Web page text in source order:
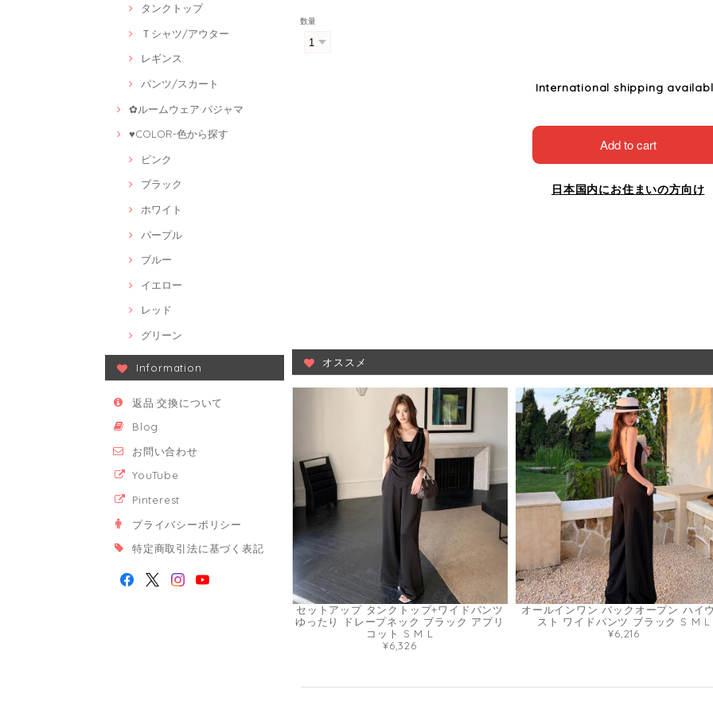
タンクトップ
Ｔシャツ/アウター
レギンス
パンツ/スカート
✿ルームウェア·パジャマ
♥COLOR-色から探す
ピンク
ブラック
ホワイト
パープル
ブルー
イエロー
レッド
グリーン
Information
返品·交換について
Blog
お問い合わせ
YouTube
Pinterest
プライバシーポリシー
特定商取引法に基づく表記
数量
International shipping
Add to cart
日本国内にお住まいの方向け
オススメ
セットアップ タンクトップ+ワイドパンツ
ゆったり ドレープネック ブラック アプリ
コット S M L
¥6,326
オールインワン バックオープン ハイ
スト ワイドパンツ ブラック S M L
¥6,216